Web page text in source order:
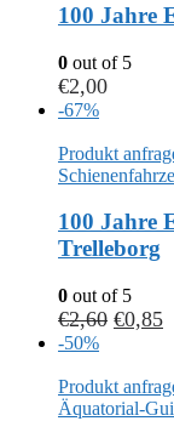
100 Jahre
0 out of 5
€2,00
-67%
Produkt
100 Jahre
Trelleborg
0 out of 5
€2,60 €0,85
-50%
Produkt
Äquatorial-